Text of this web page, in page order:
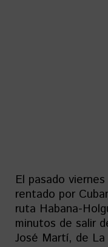
El pasado
rentado por
ruta Habana-
minutos de salir
José Martí, de La